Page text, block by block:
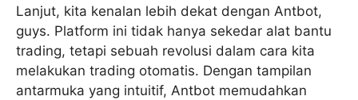
Lanjut, kita kenalan lebih dekat dengan Antbot,
guys. Platform ini tidak hanya sekedar alat bantu
trading, tetapi sebuah revolusi dalam cara kita
melakukan trading otomatis. Dengan tampilan
antarmuka yang intuitif, Antbot memudahkan